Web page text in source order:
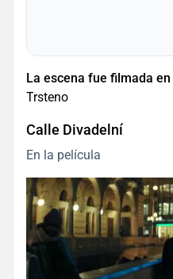
La escena fue filmada en
Trsteno
Calle Divadelní
En la película